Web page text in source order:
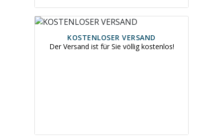
KOSTENLOSER VERSAND
Der Versand ist für Sie völlig kostenlos!